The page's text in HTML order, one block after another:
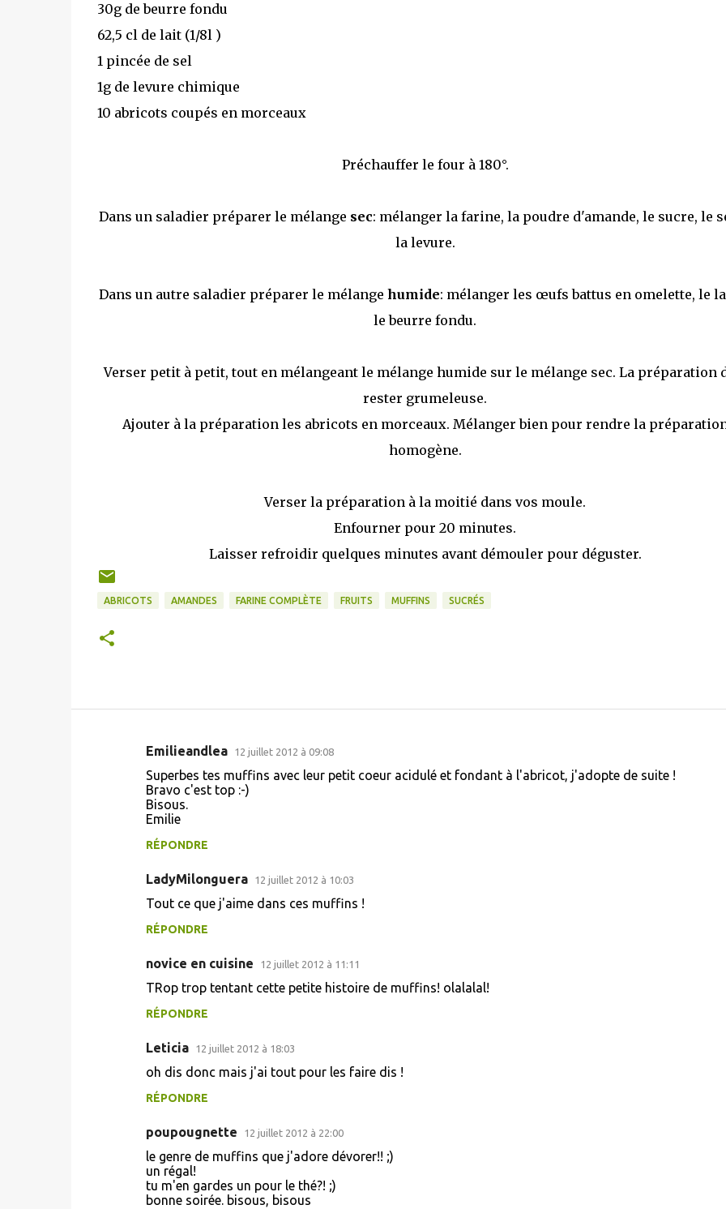
30g de beurre fondu
62,5 cl de lait (1/8l )
1 pincée de sel
1g de levure chimique
10 abricots coupés en morceaux
Préchauffer le four à 180°.
Dans un saladier préparer le mélange sec: mélanger la farine, la poudre d'amande, le sucre, le
la levure.
Dans un autre saladier préparer le mélange humide: mélanger les œufs battus en omelette, le
le beurre fondu.
Verser petit à petit, tout en mélangeant le mélange humide sur le mélange sec. La préparation
rester grumeleuse.
Ajouter à la préparation les abricots en morceaux. Mélanger bien pour rendre la
homogène.
Verser la préparation à la moitié dans vos moule.
Enfourner pour 20 minutes.
Laisser refroidir quelques minutes avant démouler pour déguster.
ABRICOTS AMANDES FARINE COMPLÈTE FRUITS MUFFINS SUCRÉS
Emilieandlea 12 juillet 2012 à 09:08
Superbes tes muffins avec leur petit coeur acidulé et fondant à l'abricot, j'adopte de suite !
Bravo c'est top :-)
Bisous.
Emilie
RÉPONDRE
LadyMilonguera 12 juillet 2012 à 10:03
Tout ce que j'aime dans ces muffins !
RÉPONDRE
novice en cuisine 12 juillet 2012 à 11:11
TRop trop tentant cette petite histoire de muffins! olalalal!
RÉPONDRE
Leticia 12 juillet 2012 à 18:03
oh dis donc mais j'ai tout pour les faire dis !
RÉPONDRE
poupougnette 12 juillet 2012 à 22:00
le genre de muffins que j'adore dévorer!! ;)
un régal!
tu m'en gardes un pour le thé?! ;)
bonne soirée. bisous, bisous